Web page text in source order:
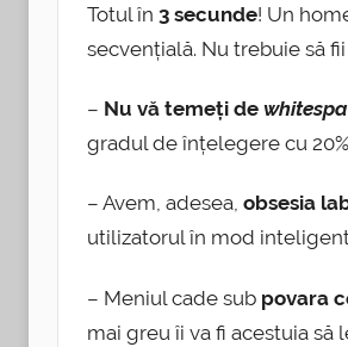
Totul în 3 secunde! Un
secvențială. Nu trebuie să
– Nu vă temeți de
gradul de înțelegere cu
– Avem, adesea, obsesia
utilizatorul în mod
– Meniul cade sub povara
mai greu îi va fi acestuia să